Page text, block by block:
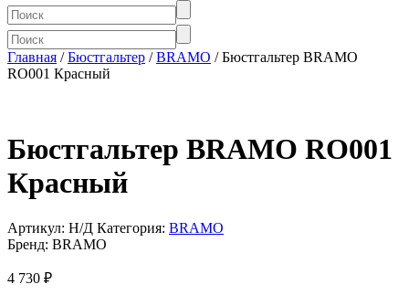
Главная /Бюстгальтер /BRAMO / Бюстгальтер BRAMO
RO001 Красный
Бюстгальтер BRAMO RO001
Красный
Артикул: Н/Д Категория: BRAMO
Бренд: BRAMO
4 730 ₽